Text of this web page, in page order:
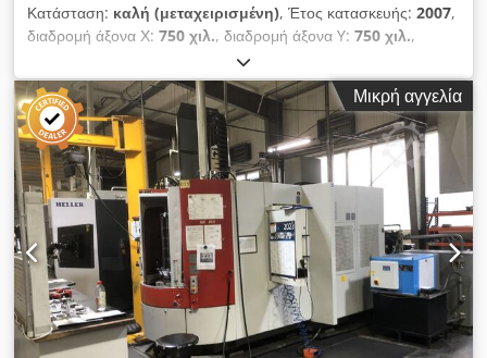
Κατάσταση: καλή (μεταχειρισμένη), Έτος κατασκευής: 2007,
διαδρομή άξονα Χ: 750 χιλ., διαδρομή άξονα Y: 750 χιλ.,
, Έλεγχος CNC Sinumerik 840D
Περιστροφικό τραπέζι NC άξονας Β Cedoq Ui Hqopfx Anmsha
Γεμιστήρας για 320 εργαλεία Συσκευή αλλαγής παλετών, 2
παλέτες 500mm x 500mm Εσωτερική παροχή ψυκτικού υγρού
IKZ (80 bar) Μεταφορέας ροκανιδιών Διάταξη ψυκτικού μέσου
Technische Daten / τεχνικές λεπτομέρειες: Διαμήκης διαδρομή
Χ 750 mm Y-διαδρομή κάθετα 750 mm Z-διαδρομή εγκάρσια /
Z-διαδρομή εγκάρσια 725 mm Άξονας Β / άξονας Β 360 °
Κωνικότητα ατράκτου HSK 63A Drehzahlbereich Spindel /
ταχύτητα ατράκτου 50-10000 Upm /rpm Werkzeugplätze /
θέσεις εργαλείων στον εναλλάκτη 320 Ταχύτητα τροφοδοσίας /
τροφοδοσία 60000 mm/min Ταχεία τροφοδοσία 60 m/min
Antriebsleistung Spindel 40/100% ED / ισχύς κίνησης
Μικρή αγγελία